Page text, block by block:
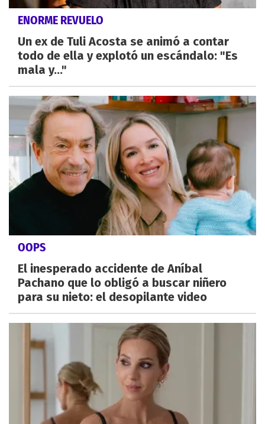
ENORME REVUELO
Un ex de Tuli Acosta se animó a contar
todo de ella y explotó un escándalo: "Es
mala y..."
OOPS
El inesperado accidente de Aníbal
Pachano que lo obligó a buscar niñero
para su nieto: el desopilante video